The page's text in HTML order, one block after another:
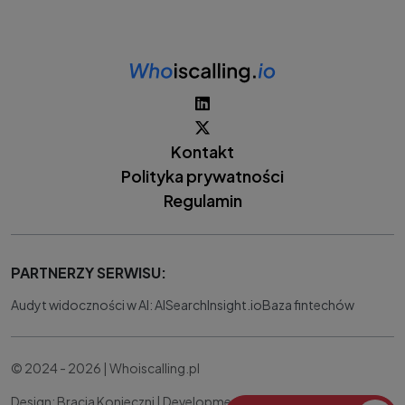
Kontakt
Polityka prywatności
Regulamin
PARTNERZY SERWISU:
Audyt widoczności w AI: AISearchInsight.ioBaza fintechów
© 2024 - 2026 | Whoiscalling.pl
Design: Bracia Konieczni | Development: